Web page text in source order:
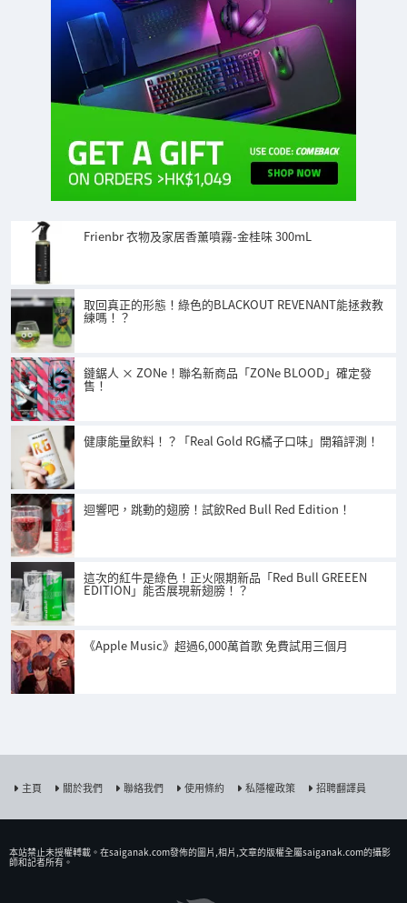
Frienbr 衣物及家居香薰噴霧-金桂味 300mL
取回真正的形態！綠色的BLACKOUT REVENANT能拯救教
練嗎！？
鏈鋸人 × ZONe！聯名新商品「ZONe BLOOD」確定發
售！
健康能量飲料！？「Real Gold RG橘子口味」開箱評測！
迴響吧，跳動的翅膀！試飲Red Bull Red Edition！
這次的紅牛是綠色！正火限期新品「Red Bull GREEEN
EDITION」能否展現新翅膀！？
《Apple Music》超過6,000萬首歌 免費試用三個月
主頁 關於我們 聯絡我們 使用條約 私隱權政策 招聘翻譯員
本站禁止未授權𨍭載。在saiganak.com發佈的圖片,相片,文章的版權全屬saiganak.com的攝影
師和記者所有。